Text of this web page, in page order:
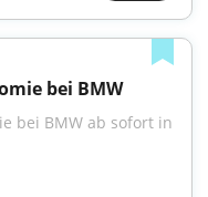
bei BMW
bei BMW ab sofort in